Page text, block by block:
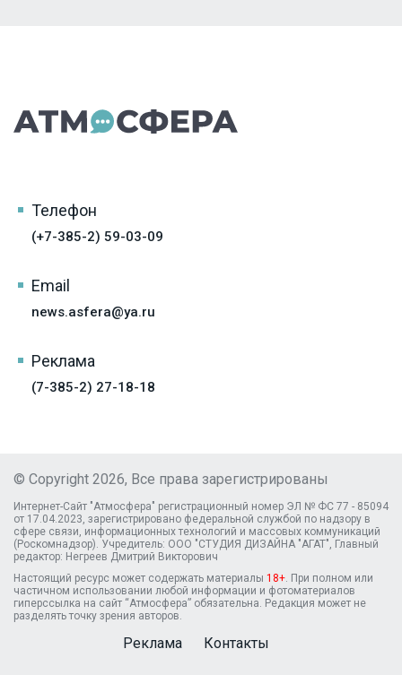
Телефон
(+7-385-2) 59-03-09
Email
news.asfera@ya.ru
Реклама
(7-385-2) 27-18-18
© Copyright 2026, Все права зарегистрированы
Интернет-Сайт "Атмосфера" регистрационный номер ЭЛ № ФС 77 - 85094
от 17.04.2023, зарегистрировано федеральной службой по надзору в
сфере связи, информационных технологий и массовых коммуникаций
(Роскомнадзор). Учредитель: ООО "СТУДИЯ ДИЗАЙНА "АГАТ", Главный
редактор: Негреев Дмитрий Викторович
Настоящий ресурс может содержать материалы 18+ . При полном или
частичном использовании любой информации и фотоматериалов
гиперссылка на сайт “Атмосфера” обязательна. Редакция может не
разделять точку зрения авторов.
Реклама Контакты